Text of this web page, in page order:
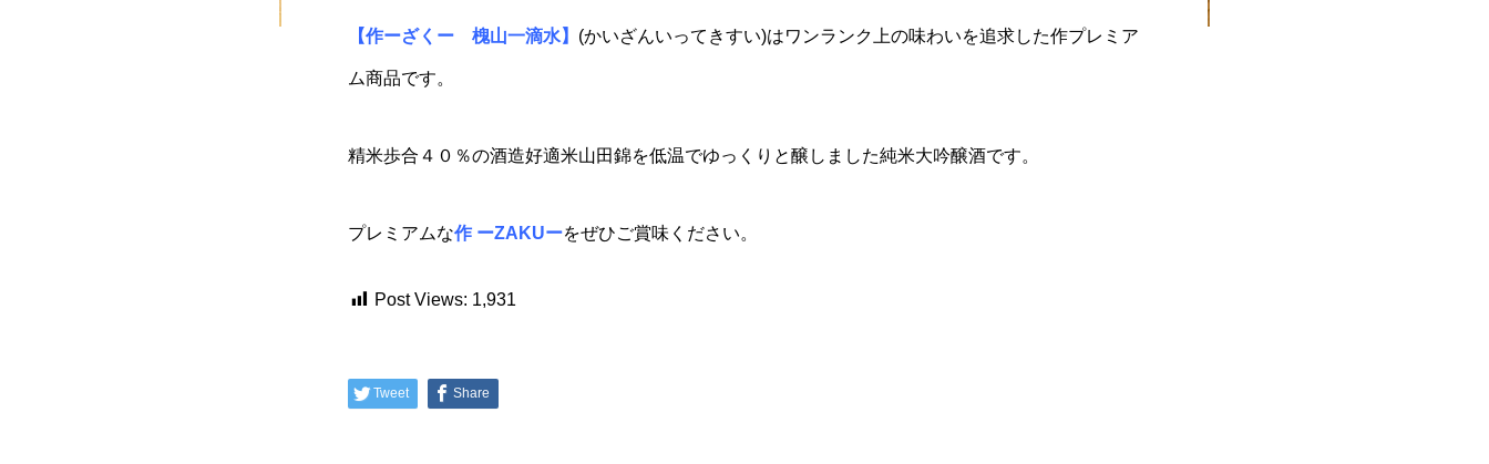
【作ーざくー 槐山一滴水】 (かいざんいってきすい)はワンランク上の味わいを追求した作プレミア
ム商品です。
精米歩合４０％の酒造好適米山田錦を低温でゆっくりと醸しました純米大吟醸酒です。
プレミアムな作 ーZAKUーをぜひご賞味ください。
Post Views: 1,931
Tweet Share